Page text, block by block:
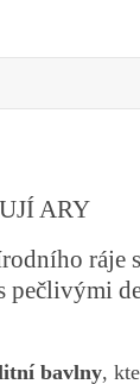
ARY
ráje
pečlivými
bavlny,